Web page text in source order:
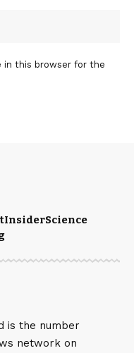
in this browser for the
InsiderScience
is the number
network on